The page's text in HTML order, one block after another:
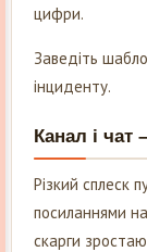
цифри.
Заведіть
інциденту.
Канал і чат
Різкий сплеск
посиланнями
скарги